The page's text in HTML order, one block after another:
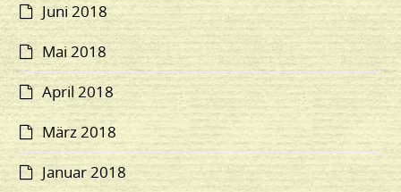
Juni 2018
Mai 2018
April 2018
März 2018
Januar 2018